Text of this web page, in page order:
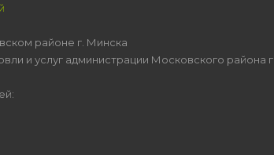
районе г. Минска
и услуг администрации Московского района г.